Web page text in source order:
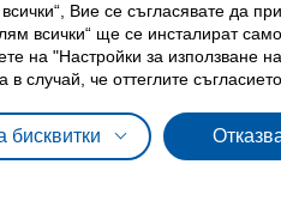
за използване на бисквитки
политика за личните данни
за защита на лични данни на
Вие се съгласявате да
всички“ ще се инсталират
на "Настройки за използване
в случай, че оттеглите
бисквитки